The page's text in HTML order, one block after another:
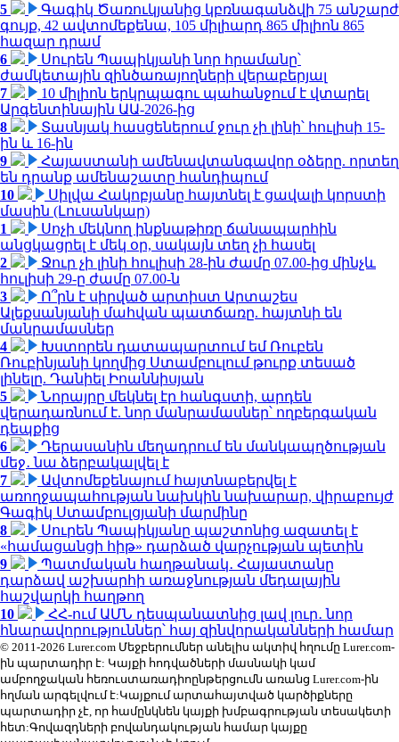
5
Գագիկ Ծառուկյանից կբռնագանձվի 75 անշարժ
գույք, 42 ավտոմեքենա, 105 միլիարդ 865 միլիոն 865
հազար դրամ
6
Սուրեն Պապիկյանի նոր հրամանը՝
ժամկետային զինծառայողների վերաբերյալ
7
10 միլիոն երկրպագու պահանջում է վտարել
Արգենտինային ԱԱ-2026-ից
8
Տասնյակ հասցեներում ջուր չի լինի՝ հուլիսի 15-
ին և 16-ին
9
Հայաստանի ամենավտանգավոր օձերը. որտեղ
են դրանք ամենաշատը հանդիպում
10
Սիլվա Հակոբյանը հայտնել է ցավալի կորստի
մասին (Լուսանկար)
1
Սոչի մեկնող ինքնաթիռը ճանապարհին
անցկացրել է մեկ օր, սակայն տեղ չի հասել
2
Ջուր չի լինի հուլիսի 28-ին ժամը 07.00-ից մինչև
հուլիսի 29-ը ժամը 07.00-ն
3
Ո՞րն է սիրված արտիստ Արտաշես
Ալեքսանյանի մահվան պատճառը. հայտնի են
մանրամասներ
4
Խստորեն դատապարտում եմ Ռուբեն
Ռուբինյանի կողմից Ստամբուլում թուրք տեսած
լինելը. Դանիել Իոաննիսյան
5
Նորայրը մեկնել էր հանգստի, արդեն
վերադառնում է. նոր մանրամասներ՝ ողբերգական
դեպքից
6
Դերասանին մեղադրում են մանկապղծության
մեջ․ նա ձերբակալվել է
7
Ավտոմեքենայում հայտնաբերվել է
առողջապահության նախկին նախարար, վիրաբույժ
Գագիկ Ստամբուլցյանի մարմինը
8
Սուրեն Պապիկյանը պաշտոնից ազատել է
«համացանցի հիթ» դարձած վարչության պետին
9
Պատմական հաղթանակ․ Հայաստանը
դարձավ աշխարհի առաջնության մեդալային
հաշվարկի հաղթող
10
ՀՀ-ում ԱՄՆ դեսպանատնից լավ լուր․ նոր
հնարավորություններ՝ հայ զինվորականների համար
© 2011-2026 Lurer.com Մեջբերումներ անելիս ակտիվ հղումը Lurer.com-
ին պարտադիր է: Կայքի հոդվածների մասնակի կամ
ամբողջական հեռուստառադիոընթերցումն առանց Lurer.com-ին
հղման արգելվում է:Կայքում արտահայտված կարծիքները
պարտադիր չէ, որ համընկնեն կայքի խմբագրության տեսակետի
հետ:Գովազդների բովանդակության համար կայքը